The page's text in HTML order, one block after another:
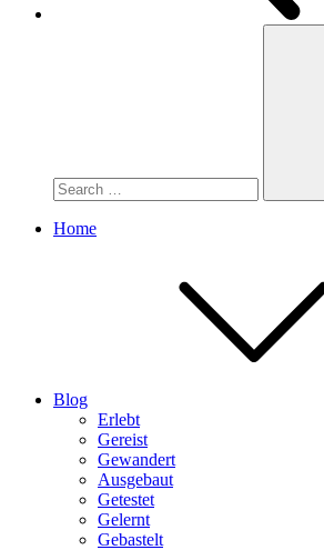
Home
Blog
Erlebt
Gereist
Gewandert
Ausgebaut
Getestet
Gelernt
Gebastelt